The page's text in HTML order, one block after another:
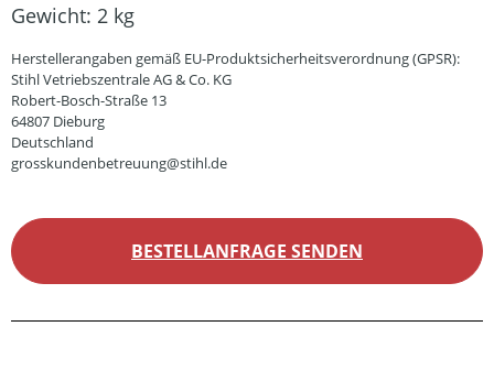
Gewicht: 2 kg
Herstellerangaben gemäß EU-Produktsicherheitsverordnung (GPSR):
Stihl Vetriebszentrale AG & Co. KG
Robert-Bosch-Straße 13
64807 Dieburg
Deutschland
grosskundenbetreuung@stihl.de
BESTELLANFRAGE SENDEN